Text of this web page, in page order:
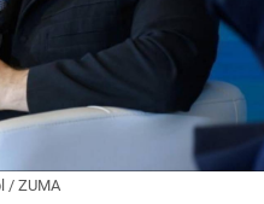
/ ZUMA